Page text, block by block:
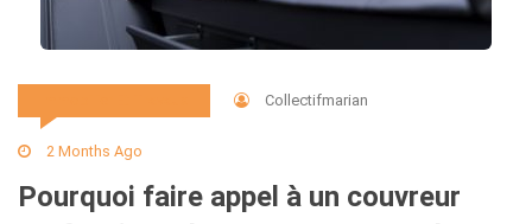
Collectifmarian
2 Months Ago
Pourquoi faire appel à un couvreur